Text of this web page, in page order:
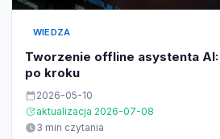
WIEDZA
Tworzenie offline asystenta
po kroku
2026-05-10
aktualizacja 2026-07-08
3 min czytania